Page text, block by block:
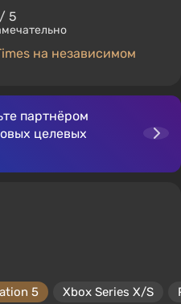
/ 5
на независимом
партнёром
целевых
5 Xbox Series X/S